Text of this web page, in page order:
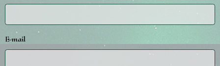
E-mail